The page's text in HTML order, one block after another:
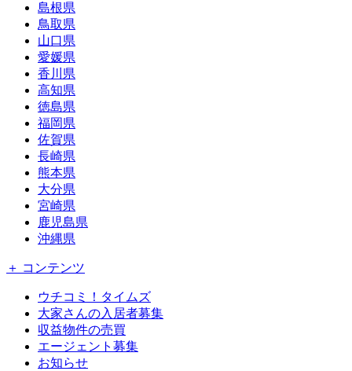
島根県
鳥取県
山口県
愛媛県
香川県
高知県
徳島県
福岡県
佐賀県
長崎県
熊本県
大分県
宮崎県
鹿児島県
沖縄県
＋ コンテンツ
ウチコミ！タイムズ
大家さんの入居者募集
収益物件の売買
エージェント募集
お知らせ